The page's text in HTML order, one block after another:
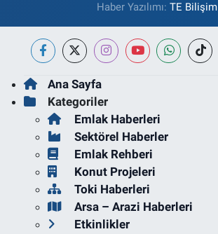
Haber Yazılımı: TE Bilişim
Ana Sayfa
Kategoriler
Emlak Haberleri
Sektörel Haberler
Emlak Rehberi
Konut Projeleri
Toki Haberleri
Arsa – Arazi Haberleri
Etkinlikler